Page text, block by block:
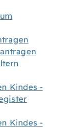
Kindes -
Kindes -